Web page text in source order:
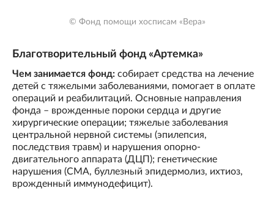
© Фонд помощи хосписам «Вера»
Благотворительный фонд «Артемка»
Чем занимается фонд: собирает средства на лечение
детей с тяжелыми заболеваниями, помогает в оплате
операций и реабилитаций. Основные направления
фонда – врожденные пороки сердца и другие
хирургические операции; тяжелые заболевания
центральной нервной системы (эпилепсия,
последствия травм) и нарушения опорно-
двигательного аппарата (ДЦП); генетические
нарушения (СМА, буллезный эпидермолиз, ихтиоз,
врожденный иммунодефицит).